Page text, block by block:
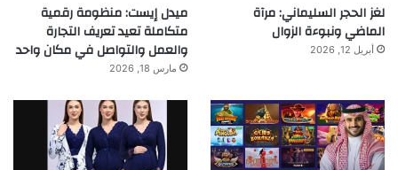
لغز الحجر السليماني: مرآة
الماضي ونبوءة الزوال
أبريل 12, 2026
ميدل إيست: منظومة رقمية
متكاملة تعيد تعريف التجارة
والعمل والتواصل في مكان واحد
مارس 18, 2026